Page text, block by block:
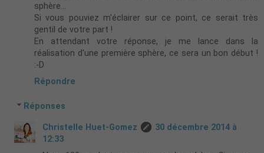
sphère...
Si vous pouviez m'éclairer sur ce point, ce serait très
gentil de votre part !
En attendant votre réponse, je me lance dans la
réalisation d'une première sphère, ce sera un bon début !
:-D
Répondre
Réponses
Christelle Huet-Gomez
30 décembre 2014 à
12:33